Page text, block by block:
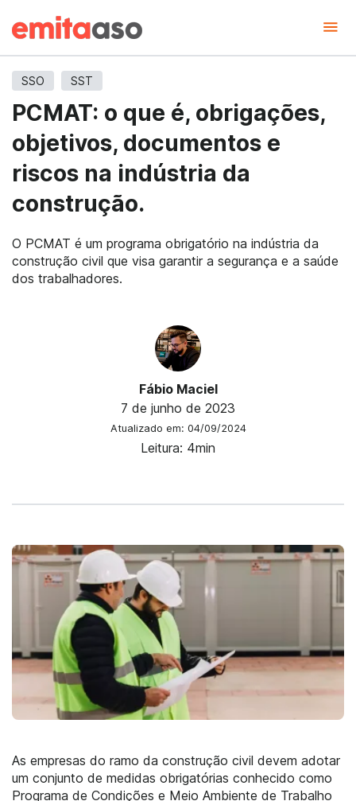
SSO SST
PCMAT: o que é, obrigações,
objetivos, documentos e
riscos na indústria da
construção.
O PCMAT é um programa obrigatório na indústria da
construção civil que visa garantir a segurança e a saúde
dos trabalhadores.
Fábio Maciel
7 de junho de 2023
Atualizado em: 04/09/2024
Leitura: 4min
As empresas do ramo da construção civil devem adotar
um conjunto de medidas obrigatórias conhecido como
Programa de Condições e Meio Ambiente de Trabalho